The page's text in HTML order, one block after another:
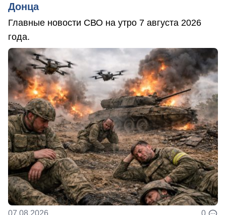
Донца
Главные новости СВО на утро 7 августа 2026
года.
07.08.2026 0